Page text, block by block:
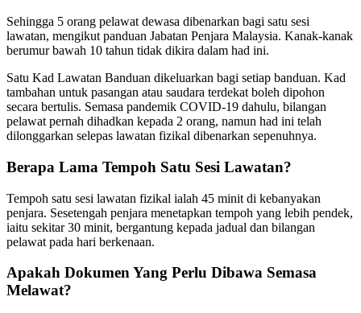
Sehingga 5 orang pelawat dewasa dibenarkan bagi satu sesi
lawatan, mengikut panduan Jabatan Penjara Malaysia. Kanak-kanak
berumur bawah 10 tahun tidak dikira dalam had ini.
Satu Kad Lawatan Banduan dikeluarkan bagi setiap banduan. Kad
tambahan untuk pasangan atau saudara terdekat boleh dipohon
secara bertulis. Semasa pandemik COVID-19 dahulu, bilangan
pelawat pernah dihadkan kepada 2 orang, namun had ini telah
dilonggarkan selepas lawatan fizikal dibenarkan sepenuhnya.
Berapa Lama Tempoh Satu Sesi Lawatan?
Tempoh satu sesi lawatan fizikal ialah 45 minit di kebanyakan
penjara. Sesetengah penjara menetapkan tempoh yang lebih pendek,
iaitu sekitar 30 minit, bergantung kepada jadual dan bilangan
pelawat pada hari berkenaan.
Apakah Dokumen Yang Perlu Dibawa Semasa
Melawat?